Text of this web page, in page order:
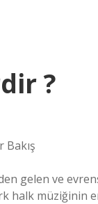
?
gelen ve
halk müziğinin